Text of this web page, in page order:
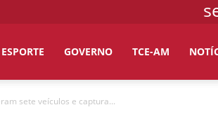
ESPORTE GOVERNO TCE-AM
sete veículos e captura...